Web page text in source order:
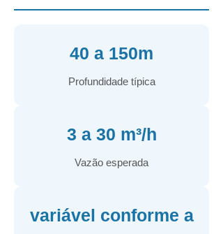
40 a 150m
Profundidade típica
3 a 30 m³/h
Vazão esperada
variável conforme a